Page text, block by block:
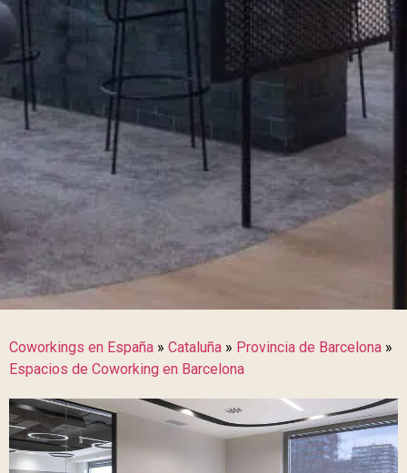
Coworkings en España » Cataluña » Provincia de Barcelona »
Espacios de Coworking en Barcelona